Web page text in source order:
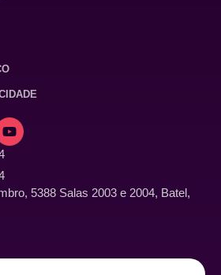
5388 Salas 2003 e 2004, Batel,